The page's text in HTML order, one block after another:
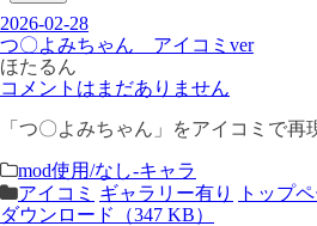
2026-02-28
つ〇よみちゃん アイコミver
ほたるん
コメントはまだありません
「つ〇よみちゃん」をアイコミで
mod使用/なし-キャラ
アイコミ ギャラリー有り トップ
ダウンロード（347 KB）